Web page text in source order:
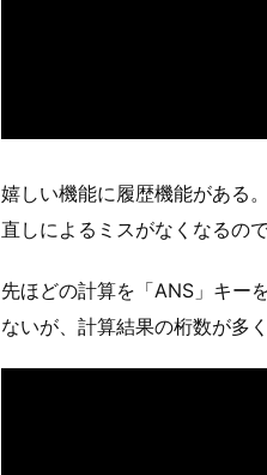
嬉しい機能に履歴機能がある
直しによるミスがなくなるので
先ほどの計算を「ANS」キー
ないが、計算結果の桁数が多